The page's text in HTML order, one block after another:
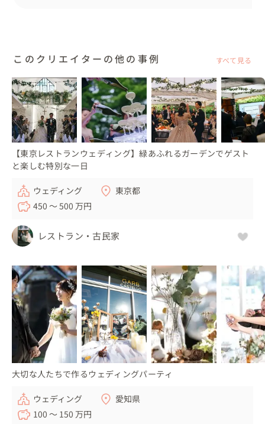
このクリエイターの他の事例 すべて見る
【東京レストランウェディング】緑あふれるガーデンでゲスト
と楽しむ特別な一日
ウェディング
東京都
450 〜 500 万円
レストラン・古民家
大切な人たちで作るウェディングパーティ
ウェディング
愛知県
100 〜 150 万円